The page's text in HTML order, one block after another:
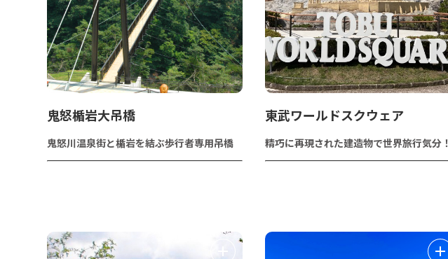
鬼怒楯岩大吊橋
鬼怒川温泉街と楯岩を結ぶ歩行者専用吊橋
東武ワールドスクウェア
精巧に再現された建造物で世界旅行気分！